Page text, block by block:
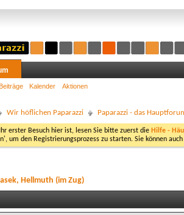
Kalender Aktionen
Wir höflichen Paparazzi Paparazzi - das
erster Besuch hier ist, lesen Sie bitte zuerst die Hilfe -
um den Registrierungsprozess zu starten. Sie können
Hellmuth (im Zug)